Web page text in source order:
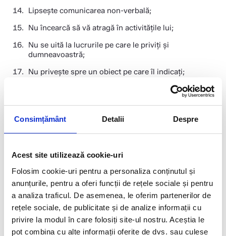
Consimțământ Detalii Despre
Acest site utilizează cookie-uri
Folosim cookie-uri pentru a personaliza conținutul și
anunțurile, pentru a oferi funcții de rețele sociale și pentru
a analiza traficul. De asemenea, le oferim partenerilor de
rețele sociale, de publicitate și de analize informații cu
privire la modul în care folosiți site-ul nostru. Aceștia le
pot combina cu alte informații oferite de dvs. sau culese
Lipsește comunicarea non-verbală;
Nu încearcă să vă atragă în activităţile lui;
Nu se uită la lucrurile pe care le priviți şi
dumneavoastră;
Nu priveşte spre un obiect pe care îl indicați;
Nu răspunde atunci când este strigat pe nume;
Nu imită ceea ce faceți;
Îşi fixează privirea spre un punct fix şi o menţine mai
mult de 1 minut;
Nu răspunde la instrucțiuni simple („hai la mama”,
„vino la mine”);
Nu vă aduce obiectele indicate de dumneavoastră;
Are comportamente repetitive faţă de anumite obiecte
(exemplu: învârte roțile de la mașinuțe foarte mult
timp);
Nu urmărește cu privirea persoanele sau obiectele